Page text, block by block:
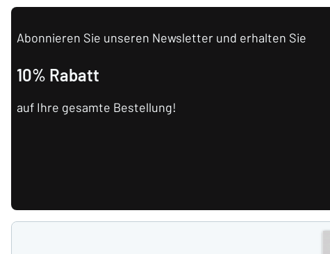
Abonnieren Sie unseren Newsletter und erhalten Sie
10% Rabatt
auf Ihre gesamte Bestellung!